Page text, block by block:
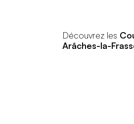
Découvrez les
Arâches-la-